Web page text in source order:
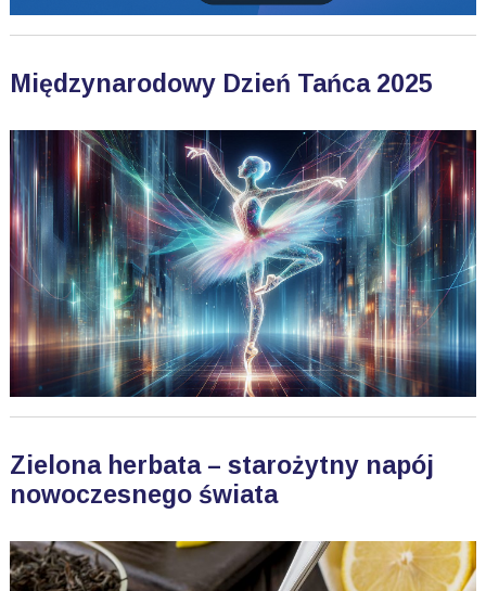
Międzynarodowy Dzień Tańca 2025
Zielona herbata – starożytny napój
nowoczesnego świata